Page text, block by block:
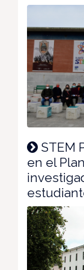
STEM
en el